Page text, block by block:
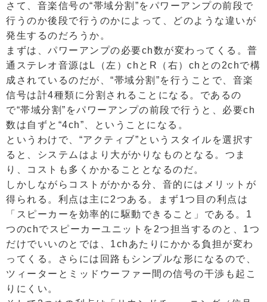
さて、音楽信号の“帯域分割”をパワーアンプの前段で
行うのか後段で行うのかによって、どのような違いが
発生するのだろうか。
まずは、パワーアンプの必要ch数が変わってくる。普
通ステレオ音源はL（左）chとR（右）chとの2chで構
成されているのだが、“帯域分割”を行うことで、音楽
信号は計4種類に分割されることになる。であるの
で“帯域分割”をパワーアンプの前段で行うと、必要ch
数は自ずと“4ch”、ということになる。
というわけで、“アクティブ”というスタイルを選択す
ると、システムはより大がかりなものとなる。つま
り、コストも多くかかることとなるのだ。
しかしながらコストがかかる分、音的にはメリットが
得られる。利点は主に2つある。まず1つ目の利点は
「スピーカーを効率的に駆動できること」である。1
つのchでスピーカーユニットを2つ担当するのと、1つ
だけでいいのとでは、1chあたりにかかる負担が変わ
ってくる。さらには回路もシンプルな形になるので、
ツィーターとミッドウーファー間の信号の干渉も起こ
りにくい。